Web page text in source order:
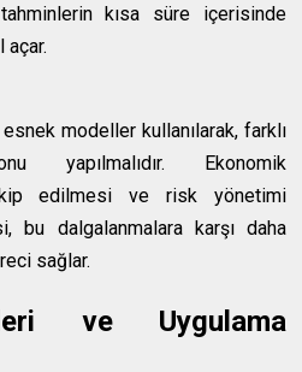
tahminlerin kısa süre içerisinde
modeller kullanılarak, farklı
yapılmalıdır. Ekonomik
edilmesi ve risk yönetimi
bu dalgalanmalara karşı daha
sağlar.
ve Uygulama